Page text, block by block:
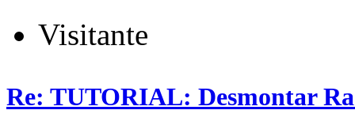
Visitante
Re: TUTORIAL: Desmontar